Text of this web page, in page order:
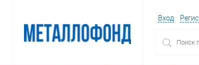
Вход